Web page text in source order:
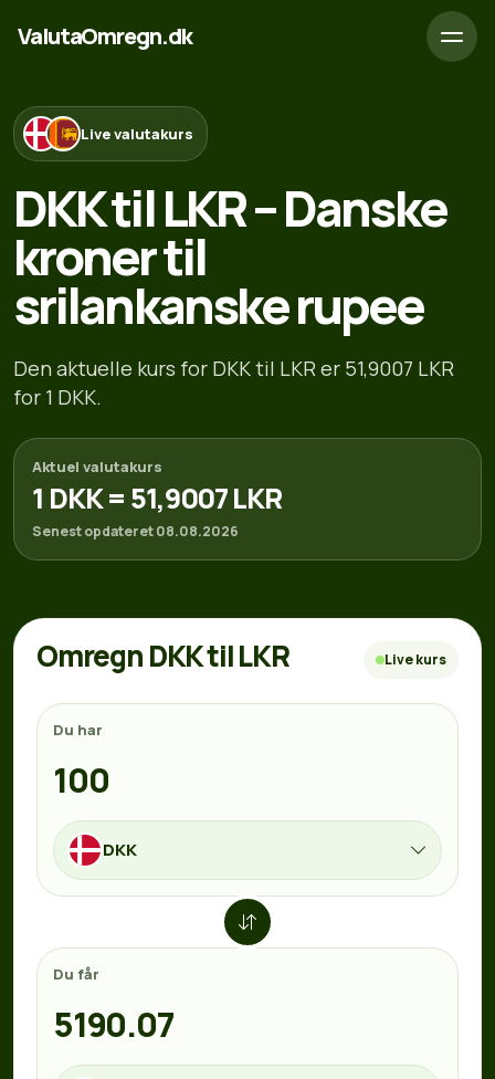
ValutaOmregn.dk
Live valutakurs
DKK til LKR – Danske
kroner til
srilankanske rupee
Den aktuelle kurs for DKK til LKR er 51,9007 LKR
for 1 DKK.
Aktuel valutakurs
1 DKK = 51,9007 LKR
Senest opdateret 08.08.2026
Omregn DKK til LKR Live kurs
Du har
DKK
Du får